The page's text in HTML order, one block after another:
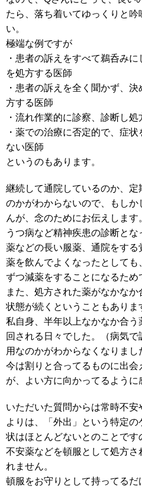
たら、落ち着いてゆっくりと吟
い。
極端な例ですが
・患者の訴えをすべて鵜呑み
を処方する医師
・患者の訴えを全く聞かず、
方する医師
・流れ作業的に診察、診断し処
・薬での治療に否定的で、症
ない医師
というのもあります。
継続して通院しているのか、
のかがわからないので、もし
んが、念のためにお伝えします
うつ病など精神疾患の診断と
薬などの長い服薬、通院をする
薬を飲んでよくなったとして
ずつ減薬をすることになるため
また、処方された薬がなかな
状態が続くということもありま
私自身、半年以上なかなか合う
回される日々でした。（病気
用なのかがわからなくなりまし
今は割りと合ってるものに出
が、よい方に向かってるように
いただいた質問からは常時不安
よりは、「外出」という特定
状はほとんどないとのことで
不安薬などを頓服として処方
れません。
頓服をお守りとして持ってる